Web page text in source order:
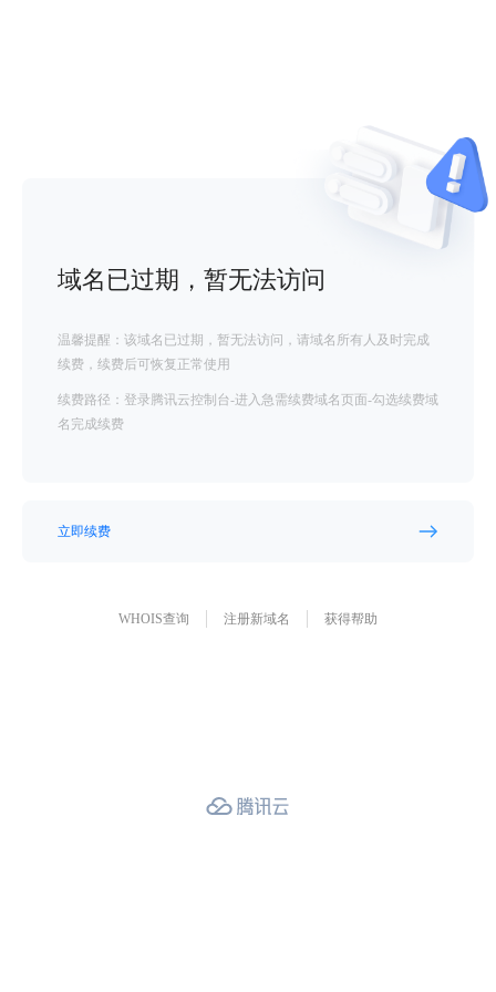
域名已过期，暂无法访问
温馨提醒：该域名已过期，暂无法访问，请域名所有人及时完成
续费，续费后可恢复正常使用
续费路径：登录腾讯云控制台-进入急需续费域名页面-勾选续费域
名完成续费
立即续费
WHOIS查询 注册新域名 获得帮助